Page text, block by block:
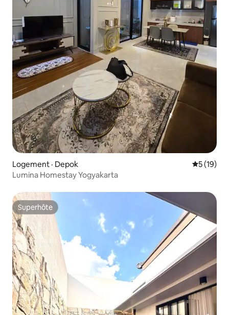
Logement · Depok Note
5 (19)
Lumina Homestay Yogyakarta
Superhôte
Superhôte